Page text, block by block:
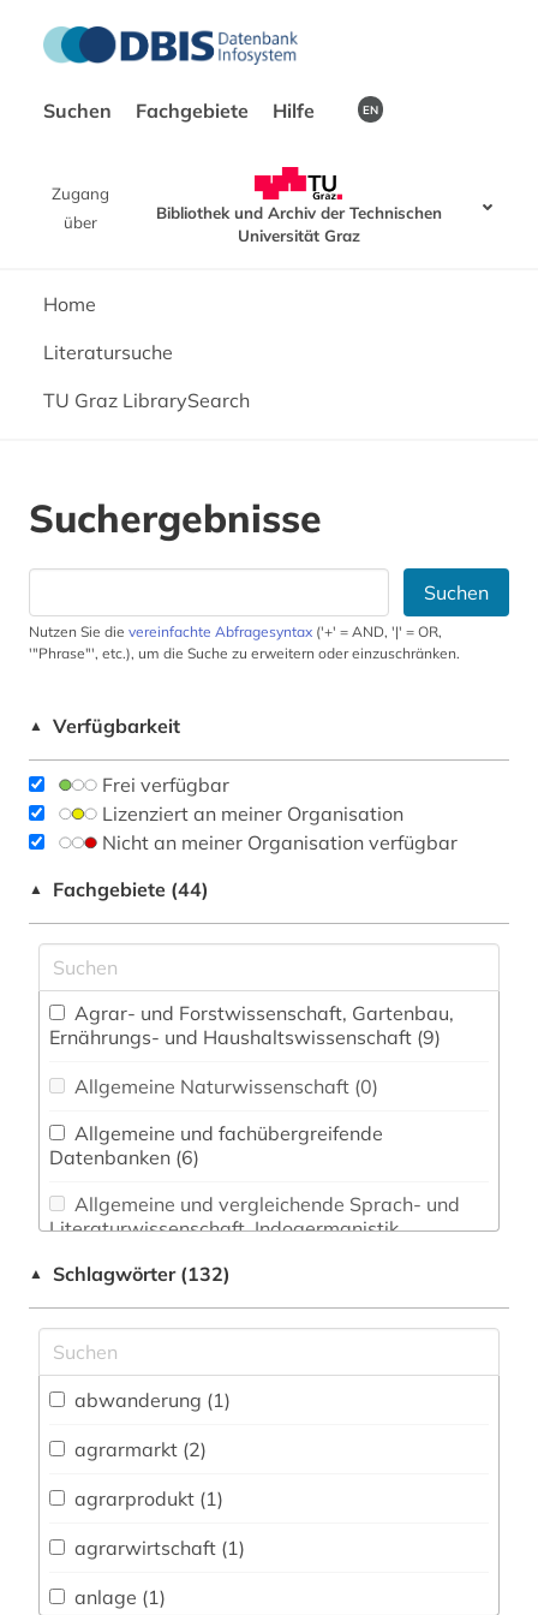
Suchen Fachgebiete Hilfe EN
Zugang
über
Bibliothek und Archiv der Technischen
Universität Graz
Home
Literatursuche
TU Graz LibrarySearch
Suchergebnisse
Suchen
Nutzen Sie die vereinfachte Abfragesyntax ('+' = AND, '|' = OR,
'"Phrase"', etc.), um die Suche zu erweitern oder einzuschränken.
▲ Verfügbarkeit
Frei verfügbar
Lizenziert an meiner Organisation
Nicht an meiner Organisation verfügbar
▲ Fachgebiete (44)
Ernährungs- und Haushaltswissenschaft (9)
Allgemeine Naturwissenschaft (0)
Datenbanken (6)
Literaturwissenschaft. Indogermanistik.
Anglistik. Amerikanistik (0)
▲ Schlagwörter (132)
abwanderung (1)
agrarmarkt (2)
agrarprodukt (1)
agrarwirtschaft (1)
anlage (1)